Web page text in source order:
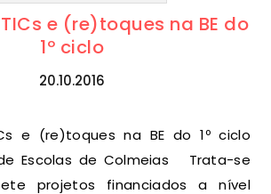
e (re)toques na BE do
1º ciclo
20.10.2016
Escolas de Colmeias Trata-se
projetos financiados a nível